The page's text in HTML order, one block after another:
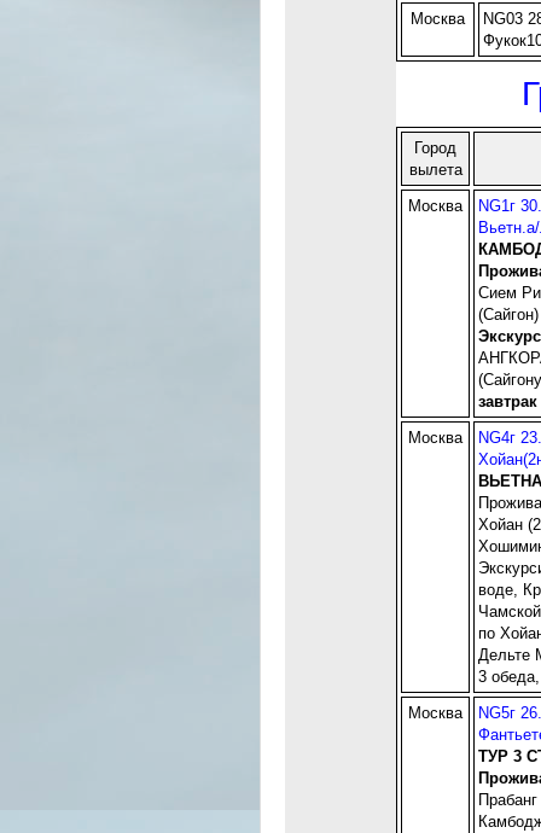
Москва
NG03
Город
вылета
Москва
NG1г
Сием
завтрак
Москва
NG4г
Хойан
воде,
по
Дельте
3
Москва
NG5г
ТУР 3